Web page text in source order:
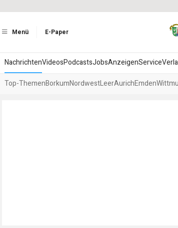
Menü E-Paper
NachrichtenVideosPodcastsJobsAnzeigenService
Top-ThemenBorkumNordwestLeerAurichEmden